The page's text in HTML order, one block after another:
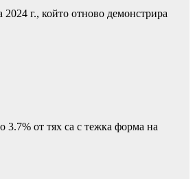
г., който отново демонстрира
3.7% от тях са с тежка форма на